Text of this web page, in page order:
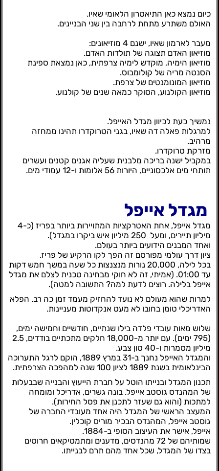
כיום נמצא כאן התיאטרון הלאומי שאיו.
האולם משתרע מתחת לרחבה בין שני הבניינים.
מעבר לארמון שאיו, ישנם 4 מוזיאונים:
מוזיאון האדם תצוגה של תולדות האדם.
מוזיאון הימיה, מוקדש לימיה צרפתית, כאן נמצאת ספינת
הסנטה מריה של קולומבוס.
מוזיאון המונומנטים של צרפת.
מוזיאון הקולנוע, הסוקר כמאה שנים של קולנוע.
נמשיך כעת לכיוון מגדל האייפל.
למרגלות פאלה דה שאיו, בגני הטרוקדרו תהינו ממחזה
מרהיב.
מזרקת טרוקדרו.
במקביל ישנה בריכה מלבנית שעליה אגנים קטנים ועשרים
תותחי מים אלכסוניים, היורות 56 אלומות ו-12 עמודי מים.
מגדל אייפל
מגדל אייפל, אחת האטרקציות המתויירות ביותר בפריז (כ-4
מיליון תיירים, ומעל 250 מיליון איש ביקרו במגדל).
ואחד המבנים הידועים ביותר בעולם.
ציון דרך עולמי מפורסם זה הפך לקו הרקיע של פריז.
בכל לילה, 20,000 נורות מנצנצות כל שעה במשך חמש דקות
עד 01:00. (אמיתי, זה לא חוקי מבחינה טכנית לצלם את מגדל
אייפל בלילה. רוצים לדעת למה? התשובה למטה).
למרות שהוא מעולם לא נועד להחזיק מעמד זמן כה רב. הפלא
האדריכלי טומן בחובו לא מעט אנקדוטות מעניינות.
שלוש מאות עובדי פלדה בילו שנתיים, חודשיים וחמישה ימים,
(795 ימים). עם יותר מ-18,000 חלקים מתכתיים בודדים, 2.5
מיליון מסמרות ו-40 טון צבע.
והמגדל האייפל נחנך ב-31 במרץ 1889, הוקם לרגל התערוכה
הבינלאומית בשנת 1889 לציון 100 שנה למהפכה הצרפתית.
תכנון המגדל ובנייתו הוטל על חברת הייעוץ והבנייה שבבעלות
של המהנדס גוסטב אייפל. בונה גשרים, אדריכל ומומחה
למתכות (והוא גם שעזר לתכנן את פסל החירות).
המעצב הראשי של המגדל היה אחד מעובדי החברה של
גוסטב אייפל, המהנדס הבכיר מוריס קוכלין.
אייפל, אישר את העיצוב הסופי ב-1884.
שמותיהם של 72 מהנדסים, מדענים ומתמטיקאים חרוטים
בצדו של המגדל, שכל אחד מהם תרם לבנייתו.